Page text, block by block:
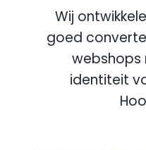
Wij
goed
webshops